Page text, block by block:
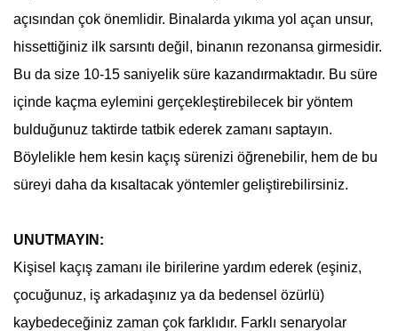
açısından çok önemlidir. Binalarda yıkıma yol açan unsur,
hissettiğiniz ilk sarsıntı değil, binanın rezonansa girmesidir.
Bu da size 10-15 saniyelik süre kazandırmaktadır. Bu süre
içinde kaçma eylemini gerçekleştirebilecek bir yöntem
bulduğunuz taktirde tatbik ederek zamanı saptayın.
Böylelikle hem kesin kaçış sürenizi öğrenebilir, hem de bu
süreyi daha da kısaltacak yöntemler geliştirebilirsiniz.
UNUTMAYIN:
Kişisel kaçış zamanı ile birilerine yardım ederek (eşiniz,
çocuğunuz, iş arkadaşınız ya da bedensel özürlü)
kaybedeceğiniz zaman çok farklıdır. Farklı senaryolar